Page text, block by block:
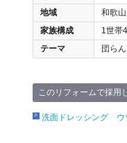
地域
和歌
家族構成
1世帯
テーマ
団ら
このリフォームで採用
洗面ドレッシング ウ